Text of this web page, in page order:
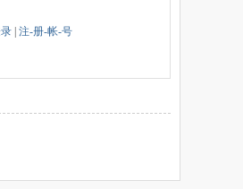
| 注-册-帐-号